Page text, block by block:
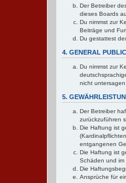
Der Betreiber
dieses Boards
Du nimmst zur
Beiträge und
Du gestattest
4. GENERAL
Du nimmst zur
nicht
5.
Der Betreiber
zurückzuführen
Die Haftung ist
entgangenen
Die Haftung ist
Schäden und im
Die
Ansprüche für